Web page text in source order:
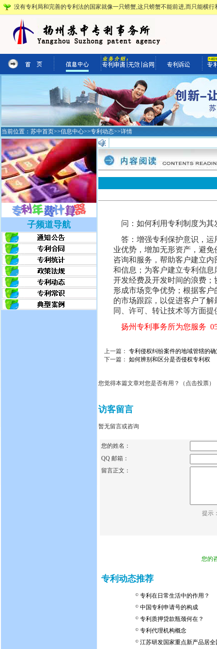
没有专利局和完善的专利法的国家就像一只螃蟹,这只螃蟹不能前进,而只能横
当前位置： 苏中首页>>信息中心>>专利动态>>详情
子频道导航 问： 如何利用专利制度为其
答：增强专利保护意识，运
业优势，增加无形资产，避
咨询和服务，帮助客户建立
和信息；为客户建立专利信
开发经费及开发时间的浪费
形成市场竞争优势；根据客
的市场跟踪，以促进客户了
同、许可、转让技术等方面
扬州专利事务所为您服务
上一篇： 专利侵权纠纷案件的地域管辖的
下一篇： 如何辨别和区分是否侵权专利权
您觉得本篇文章对您是否有用？（点击投票）
访客留言
暂无留言或咨询
您的姓名：
QQ 邮箱：
留言正文：
提示
您的
专利动态推荐
专利在日常生活中的作用？
中国专利申请号的构成
专利质押贷款瓶颈何在？
专利代理机构概念
江苏研发国家重点新产品居全